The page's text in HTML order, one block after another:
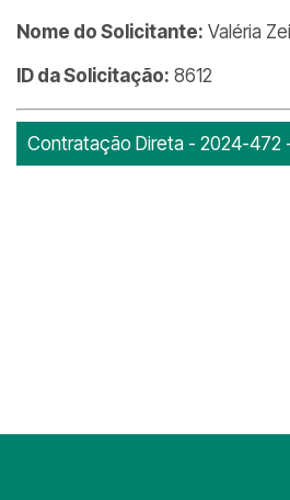
Nome do Solicitante: Valéria
ID da Solicitação: 8612
Contratação Direta - 2024-472